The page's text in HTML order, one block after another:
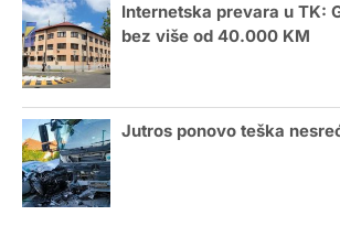
Internetska prevara u TK:
bez više od 40.000 KM
Jutros ponovo teška